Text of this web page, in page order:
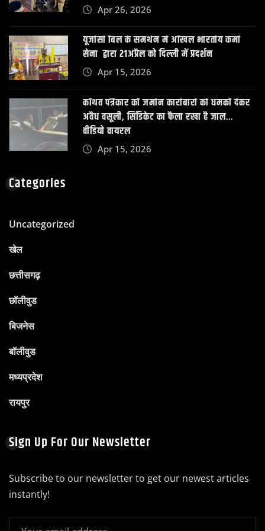
Apr 26, 2026
यूजीसी बिल के समर्थन में अखिल भारतीय कर्मा
सेना द्वारा 21अप्रैल को दिल्ली में प्रदर्शन
Apr 15, 2026
कथित पत्रकार की जमीन कारोबारी को धमकी देकर
अवैध वसूली, सिंडिकेट का फैला रखा है जाल…
वीडियो वायरल
Apr 15, 2026
Categories
Uncategorized
खेल
छत्तीसगढ़
छॉलीवुड
बिजनेस
बॉलीवुड
मध्यप्रदेश
रायपुर
Sign Up For Our Newsletter
Subscribe to our newsletter to get our newest articles
instantly!